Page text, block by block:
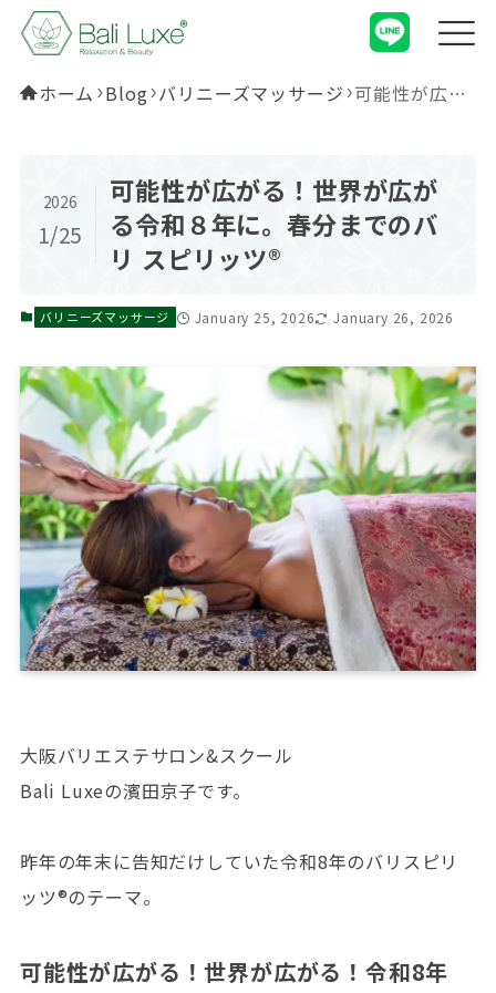
ホーム Blog バリニーズマッサージ 可能性が広がる！世界が広がる令和８年に。春分までのバリ スピリッツ®︎
可能性が広がる！世界が広が
る令和８年に。春分までのバ
リ スピリッツ®︎
2026
1/25
バリニーズマッサージ January 25, 2026 January 26, 2026
大阪バリエステサロン&スクール
Bali Luxeの濱田京子です。
昨年の年末に告知だけしていた令和8年のバリスピリ
ッツ®︎のテーマ。
可能性が広がる！世界が広がる！令和8年